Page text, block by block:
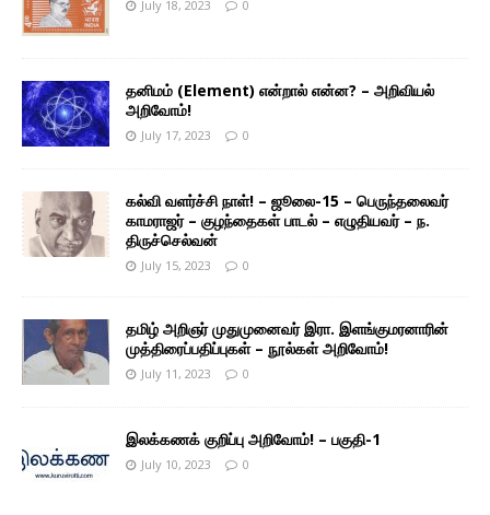
July 18, 2023 0
தனிமம் (Element) என்றால் என்ன? – அறிவியல்
அறிவோம்!
July 17, 2023 0
கல்வி வளர்ச்சி நாள்! – ஜூலை-15 – பெருந்தலைவர்
காமராஜர் – குழந்தைகள் பாடல் – எழுதியவர் – ந.
திருச்செல்வன்
July 15, 2023 0
தமிழ் அறிஞர் முதுமுனைவர் இரா. இளங்குமரனாரின்
முத்திரைப்பதிப்புகள் – நூல்கள் அறிவோம்!
July 11, 2023 0
இலக்கணக் குறிப்பு அறிவோம்! – பகுதி-1
July 10, 2023 0